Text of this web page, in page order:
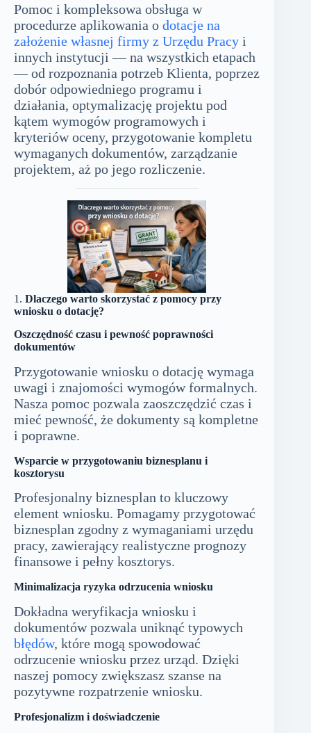
Pomoc i kompleksowa obsługa w
procedurze aplikowania o dotacje na
założenie własnej firmy z Urzędu Pracy i
innych instytucji — na wszystkich etapach
— od rozpoznania potrzeb Klienta, poprzez
dobór odpowiedniego programu i
działania, optymalizację projektu pod
kątem wymogów programowych i
kryteriów oceny, przygotowanie kompletu
wymaganych dokumentów, zarządzanie
projektem, aż po jego rozliczenie.
1. Dlaczego warto skorzystać z pomocy przy
wniosku o dotację?
Oszczędność czasu i pewność poprawności
dokumentów
Przygotowanie wniosku o dotację wymaga
uwagi i znajomości wymogów formalnych.
Nasza pomoc pozwala zaoszczędzić czas i
mieć pewność, że dokumenty są kompletne
i poprawne.
Wsparcie w przygotowaniu biznesplanu i
kosztorysu
Profesjonalny biznesplan to kluczowy
element wniosku. Pomagamy przygotować
biznesplan zgodny z wymaganiami urzędu
pracy, zawierający realistyczne prognozy
finansowe i pełny kosztorys.
Minimalizacja ryzyka odrzucenia wniosku
Dokładna weryfikacja wniosku i
dokumentów pozwala uniknąć typowych
błędów, które mogą spowodować
odrzucenie wniosku przez urząd. Dzięki
naszej pomocy zwiększasz szanse na
pozytywne rozpatrzenie wniosku.
Profesjonalizm i doświadczenie